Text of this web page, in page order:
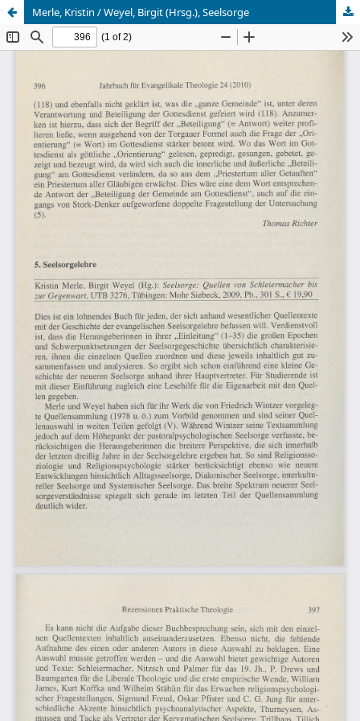
Merle, Kristin / Weyel, Birgit (Hrsg.), Seelsorge